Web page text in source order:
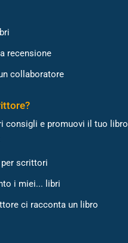
recensione
collaboratore
consigli e promuovi il tuo
scrittori
i miei... libri
ci racconta un libro